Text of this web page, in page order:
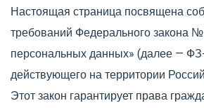
Настоящая страница посвящена
требований Федерального закона
персональных данных» (далее —
действующего на территории
Этот закон гарантирует права